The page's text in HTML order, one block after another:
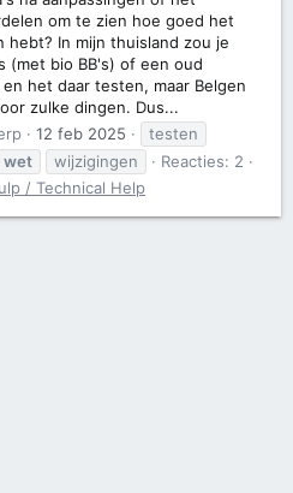
om te zien hoe goed het
hebt? In mijn thuisland zou je
(met bio BB's) of een oud
het daar testen, maar Belgen
zulke dingen. Dus...
12 feb 2025
testen
wet wijzigingen
Reacties: 2
/ Technical Help